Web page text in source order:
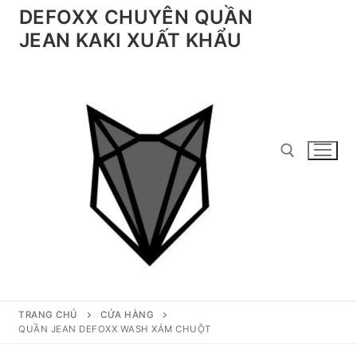
Chuyển
đếnDEFOXX CHUYÊN QUẦN
JEAN KAKI XUẤT KHẨU
Tìm kiếm cho:
TRANG CHỦ
CỬA HÀNG
QUẦN JEAN DEFOXX WASH XÁM CHUỘT